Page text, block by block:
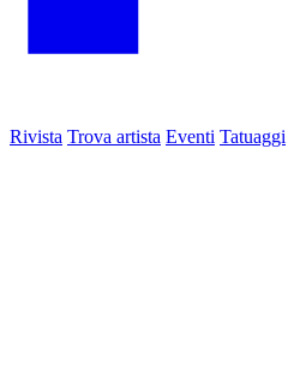
Rivista Trova artista Eventi Tatuaggi